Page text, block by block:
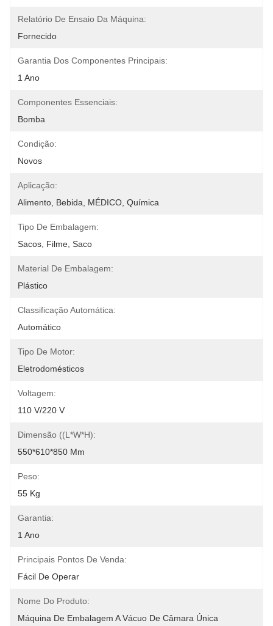
Relatório De Ensaio Da Máquina:
Fornecido
Garantia Dos Componentes Principais:
1 Ano
Componentes Essenciais:
Bomba
Condição:
Novos
Aplicação:
Alimento, Bebida, MÉDICO, Química
Tipo De Embalagem:
Sacos, Filme, Saco
Material De Embalagem:
Plástico
Classificação Automática:
Automático
Tipo De Motor:
Eletrodomésticos
Voltagem:
110 V/220 V
Dimensão ((L*W*H):
550*610*850 Mm
Peso:
55 Kg
Garantia:
1 Ano
Principais Pontos De Venda:
Fácil De Operar
Nome Do Produto:
Máquina De Embalagem A Vácuo De Câmara Única